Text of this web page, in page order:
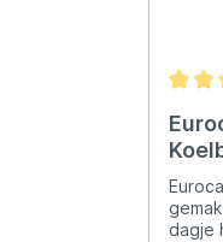
Pro
Rapala
gemak
dagje